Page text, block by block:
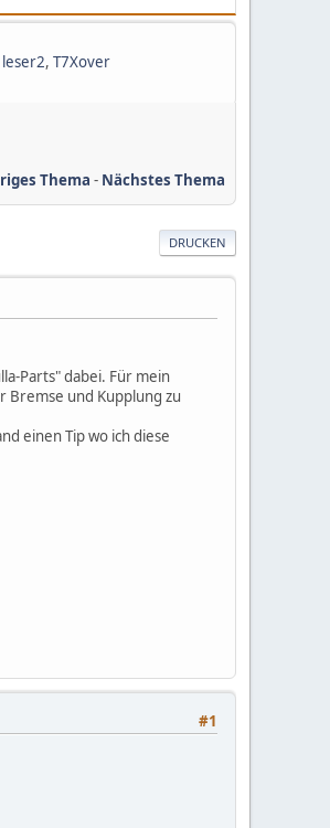
leser2, T7Xover
Thema - Nächstes Thema
DRUCKEN
Parts" dabei. Für mein
Bremse und Kupplung zu
einen Tip wo ich diese
#1